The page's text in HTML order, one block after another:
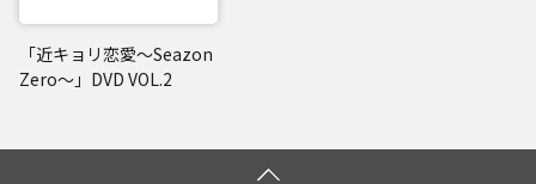
「近キョリ恋愛～Seazon
Zero～」DVD VOL.2